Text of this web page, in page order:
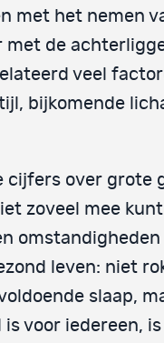
met het nemen
met de
veel
bijkomende
cijfers over grote
zoveel mee
omstandigheden
leven: niet
slaap,
voor iedereen,